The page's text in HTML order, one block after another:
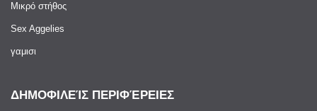
Μικρό στήθος
Sex Aggelies
γαμισι
ΔΗΜΟΦΙΛΕΊΣ ΠΕΡΙΦΈΡΕΙΕΣ